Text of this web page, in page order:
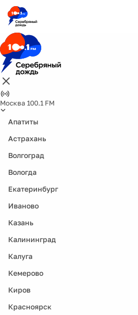
Москва 100.1 FM
Апатиты
Астрахань
Волгоград
Вологда
Екатеринбург
Иваново
Казань
Калининград
Калуга
Кемерово
Киров
Красноярск